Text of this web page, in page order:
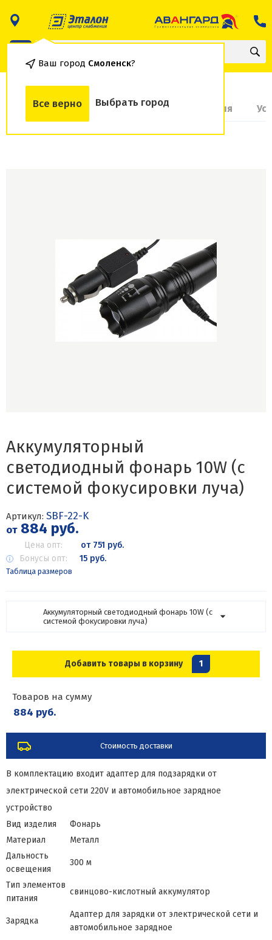
Ваш город Смоленск?
Все верно Выбрать город
О товаре Доставка и оплата Гарантия
Аккумуляторный
светодиодный фонарь 10W (с
системой фокусировки луча)
Артикул: SBF-22-K
от884 руб.
Цена опт:
от 751 руб.
Бонусы опт:
15 руб.
Таблица размеров
Аккумуляторный светодиодный фонарь 10W (с
системой фокусировки луча)
Добавить товары в корзину 1
Товаров на сумму
884 руб.
Стоимость доставки
В комплектацию входит адаптер для подзарядки от
электрической сети 220V и автомобильное зарядное
устройство
Вид изделия
Фонарь
Материал
Металл
Дальность
освещения
300 м
Тип элементов
питания
свинцово-кислотный аккумулятор
Зарядка
Адаптер для зарядки от электрической сети и
автомобильное зарядное